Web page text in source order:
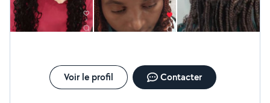
Voir le profil Contacter